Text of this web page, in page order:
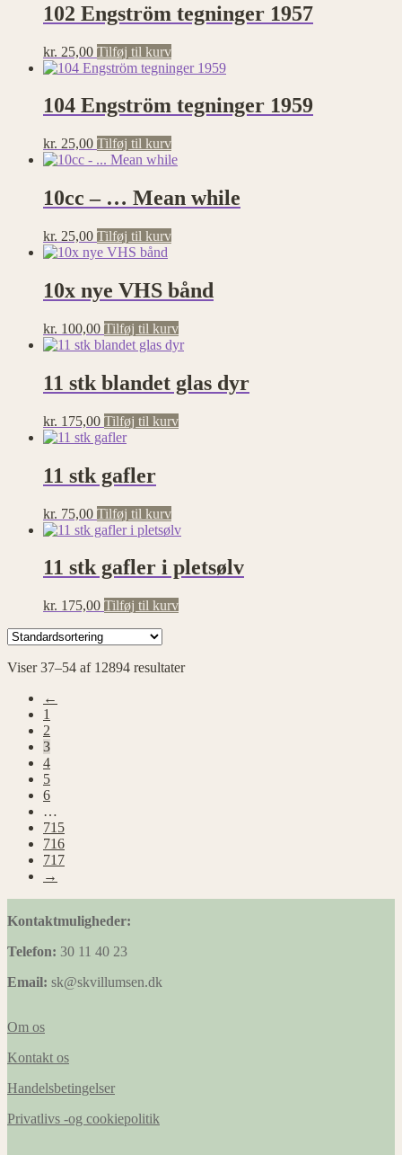
102 Engström tegninger 1957
kr. 25,00 Tilføj til kurv
104 Engström tegninger 1959
kr. 25,00 Tilføj til kurv
10cc – … Mean while
kr. 25,00 Tilføj til kurv
10x nye VHS bånd
kr. 100,00 Tilføj til kurv
11 stk blandet glas dyr
kr. 175,00 Tilføj til kurv
11 stk gafler
kr. 75,00 Tilføj til kurv
11 stk gafler i pletsølv
kr. 175,00 Tilføj til kurv
Viser 37–54 af 12894 resultater
←
1
2
3
4
5
6
…
715
716
717
→
Kontaktmuligheder:
Telefon: 30 11 40 23
Email: sk@skvillumsen.dk
Om os
Kontakt os
Handelsbetingelser
Privatlivs -og cookiepolitik